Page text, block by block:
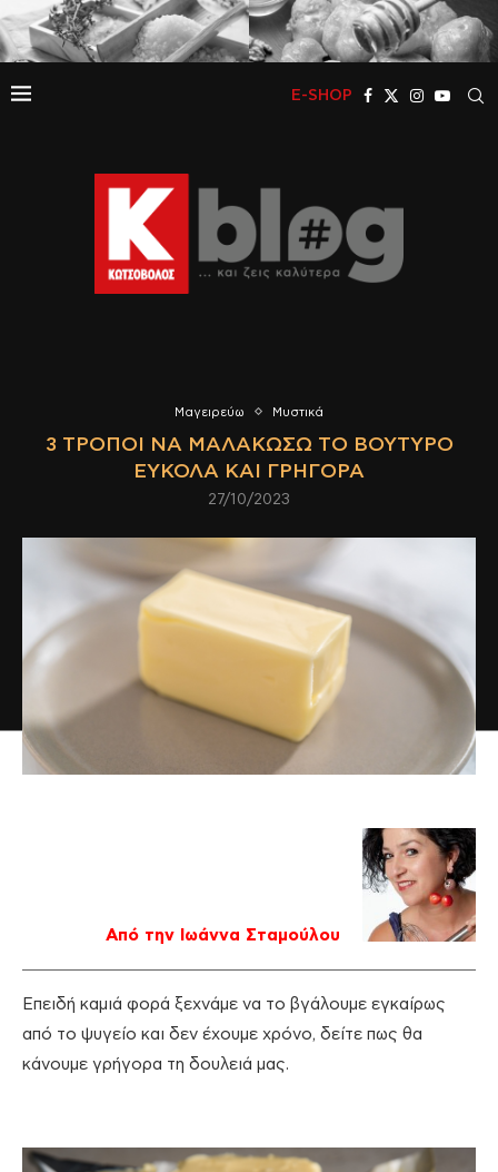
E-SHOP
Μαγειρεύω Μυστικά
3 ΤΡΌΠΟΙ ΝΑ ΜΑΛΑΚΏΣΩ ΤΟ ΒΟΎΤΥΡΟ
ΕΎΚΟΛΑ ΚΑΙ ΓΡΉΓΟΡΑ
27/10/2023
Από την Ιωάννα Σταμούλου
Επειδή καμιά φορά ξεχνάμε να το βγάλουμε εγκαίρως
από το ψυγείο και δεν έχουμε χρόνο, δείτε πως θα
κάνουμε γρήγορα τη δουλειά μας.